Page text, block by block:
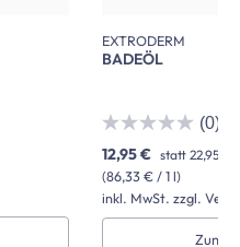
EXTRODERM
BADEÖL
(0)
(86,33 € / 1 l)
12,95 € statt22,95 €
inkl. MwSt. zzgl.
Zum